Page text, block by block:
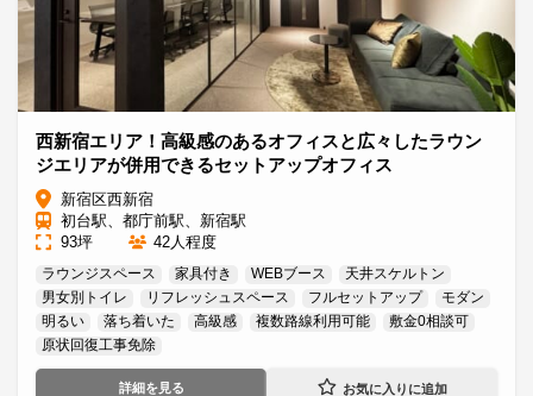
西新宿エリア！高級感のあるオフィスと広々したラウン
ジエリアが併用できるセットアップオフィス
新宿区西新宿
初台駅、都庁前駅、新宿駅
93坪
42人程度
ラウンジスペース 家具付き WEBブース
天井スケルトン
男女別トイレ
リフレッシュスペース フルセットアップ
モダン
明るい
落ち着いた 高級感 複数路線利用可能
敷金0相談可
原状回復工事免除
詳細を見る